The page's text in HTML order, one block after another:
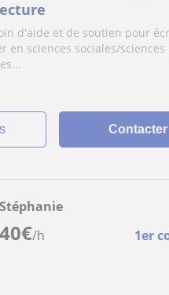
d'aide et de soutien pour
en sciences sociales/
Contacter
40€/h 1er
Stéphanie